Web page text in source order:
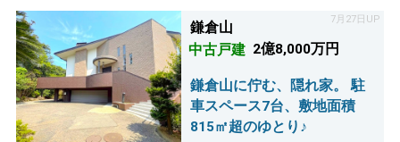
7月27日UP
鎌倉山
中古戸建 2億8,000万円
鎌倉山に佇む、隠れ家。 駐
車スペース7台、敷地面積
815㎡超のゆとり♪